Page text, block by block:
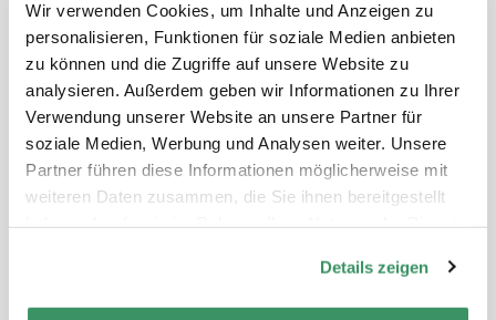
Wir verwenden Cookies, um Inhalte und Anzeigen zu
personalisieren, Funktionen für soziale Medien anbieten
zu können und die Zugriffe auf unsere Website zu
analysieren. Außerdem geben wir Informationen zu Ihrer
Verwendung unserer Website an unsere Partner für
soziale Medien, Werbung und Analysen weiter. Unsere
Partner führen diese Informationen möglicherweise mit
weiteren Daten zusammen, die Sie ihnen bereitgestellt
Details zeigen
Gegenwart erlebbar: von Rembrandt bis
Caspar David Friedrich, von Albert Anker und
Ferdinand Hodler bis zu den Impressionisten
und von Pablo Picasso bis zu Gerhard Richter.
Tauchen Sie ein!
Kommentar abzugeben.